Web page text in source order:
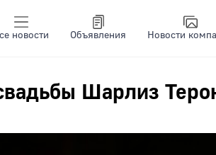
новости Объявления Новости
Шарлиз